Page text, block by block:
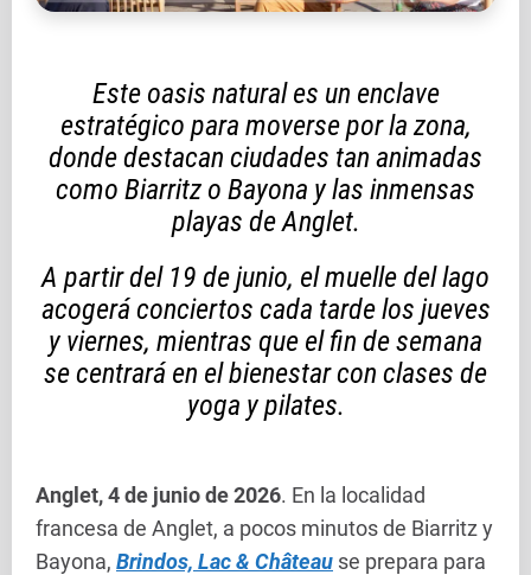
Este oasis natural es un enclave
estratégico para moverse por la zona,
donde destacan ciudades tan animadas
como Biarritz o Bayona y las inmensas
playas de Anglet.
A partir del 19 de junio, el muelle del lago
acogerá conciertos cada tarde los jueves
y viernes, mientras que el fin de semana
se centrará en el bienestar con clases de
yoga y pilates.
Anglet, 4 de junio de 2026. En la localidad
francesa de Anglet, a pocos minutos de Biarritz y
Bayona, Brindos, Lac & Château se prepara para